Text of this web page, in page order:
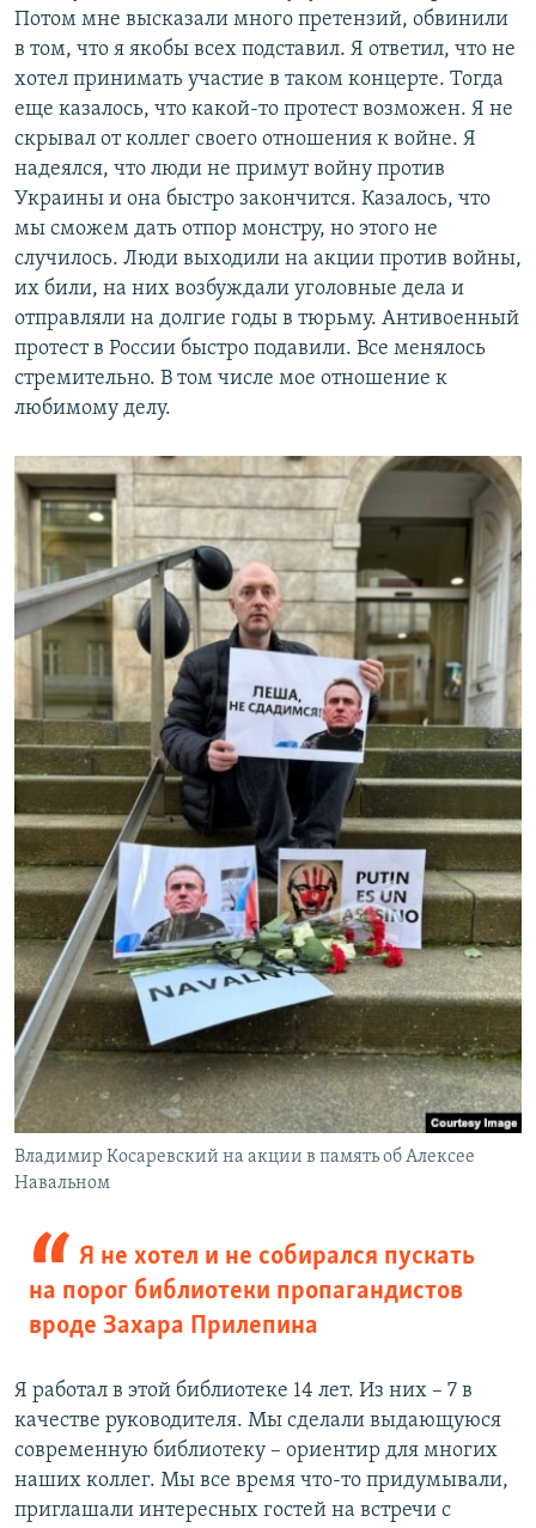
Потом мне высказали много претензий, обвинили
в том, что я якобы всех подставил. Я ответил, что не
хотел принимать участие в таком концерте. Тогда
еще казалось, что какой-то протест возможен. Я не
скрывал от коллег своего отношения к войне. Я
надеялся, что люди не примут войну против
Украины и она быстро закончится. Казалось, что
мы сможем дать отпор монстру, но этого не
случилось. Люди выходили на акции против войны,
их били, на них возбуждали уголовные дела и
отправляли на долгие годы в тюрьму. Антивоенный
протест в России быстро подавили. Все менялось
стремительно. В том числе мое отношение к
любимому делу.
Владимир Косаревский на акции в память об Алексее
Навальном
Я не хотел и не собирался пускать
на порог библиотеки пропагандистов
вроде Захара Прилепина
Я работал в этой библиотеке 14 лет. Из них – 7 в
качестве руководителя. Мы сделали выдающуюся
современную библиотеку – ориентир для многих
наших коллег. Мы все время что-то придумывали,
приглашали интересных гостей на встречи с